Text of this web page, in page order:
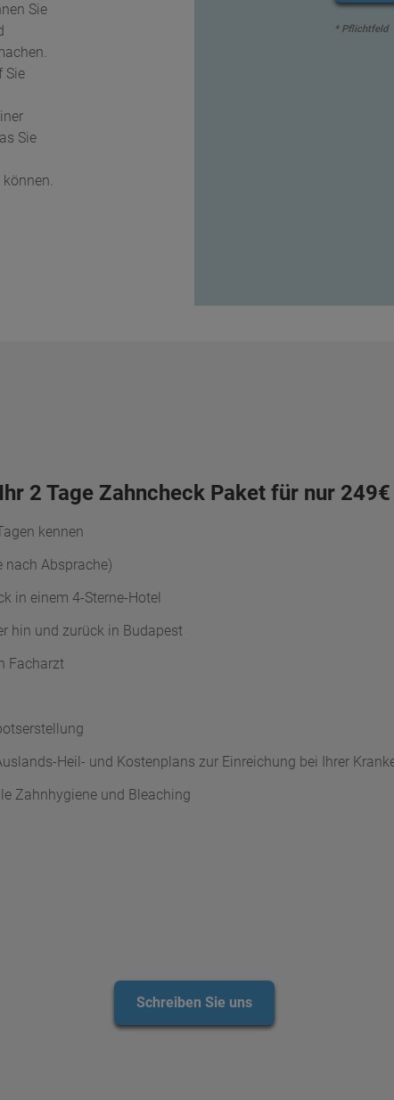
Sie
Sie
Sie
können.
* Pflichtfeld
Ihr 2 Tage Zahncheck Paket für nur 249€
kennen
nach Absprache)
in einem 4-Sterne-Hotel
hin und zurück in Budapest
Facharzt
Heil- und Kostenplans zur Einreichung bei Ihrer
Zahnhygiene und Bleaching
Schreiben Sie uns